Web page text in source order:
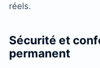
réels.
Sécurité et
permanent